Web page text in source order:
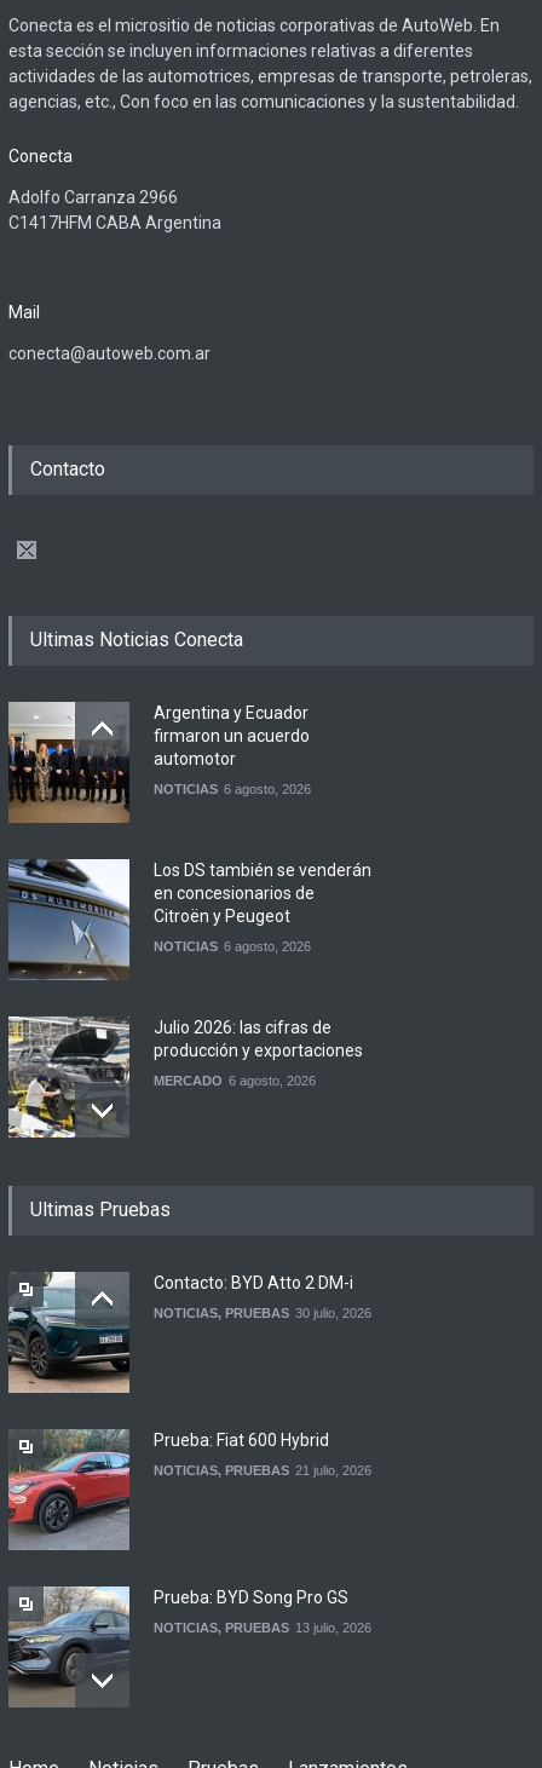
Conecta es el micrositio de noticias corporativas de AutoWeb. En
esta sección se incluyen informaciones relativas a diferentes
actividades de las automotrices, empresas de transporte, petroleras,
agencias, etc., Con foco en las comunicaciones y la sustentabilidad.
Conecta
Adolfo Carranza 2966
C1417HFM CABA Argentina
Mail
conecta@autoweb.com.ar
Contacto
Ultimas Noticias Conecta
Argentina y Ecuador
firmaron un acuerdo
automotor
NOTICIAS 6 agosto, 2026
Los DS también se venderán
en concesionarios de
Citroën y Peugeot
NOTICIAS 6 agosto, 2026
Julio 2026: las cifras de
producción y exportaciones
MERCADO 6 agosto, 2026
de agosto 2026 en
Ultimas Pruebas
Contacto: BYD Atto 2 DM-i
NOTICIAS, PRUEBAS 30 julio, 2026
Prueba: Fiat 600 Hybrid
NOTICIAS, PRUEBAS 21 julio, 2026
Prueba: BYD Song Pro GS
NOTICIAS, PRUEBAS 13 julio, 2026